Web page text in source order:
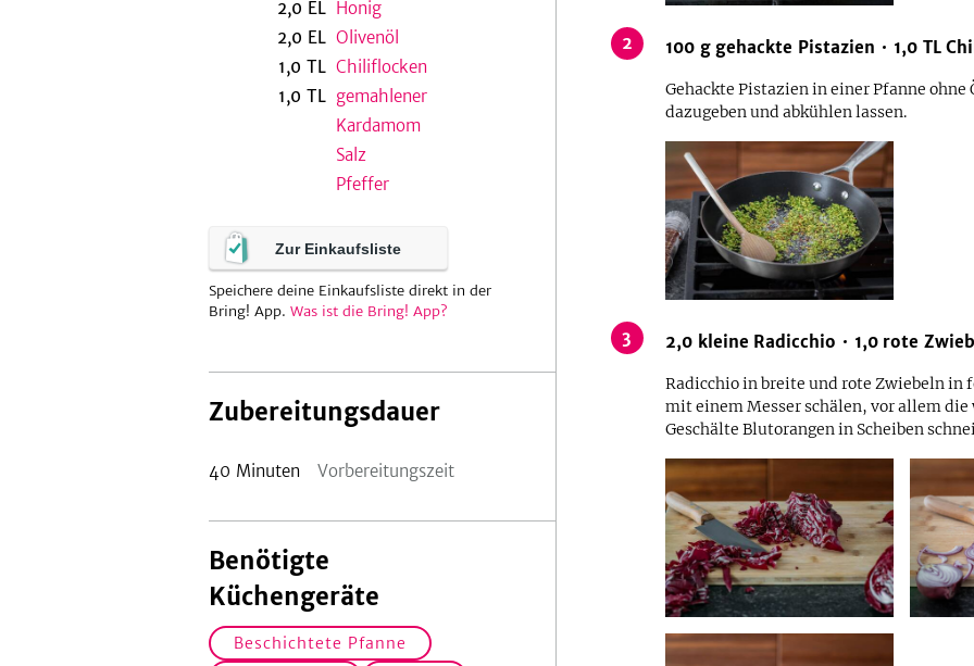
2,0 EL Honig
2,0 EL Olivenöl
1,0 TL Chiliflocken
1,0 TL gemahlener
Kardamom
Salz
Pfeffer
Zur Einkaufsliste
Speichere deine Einkaufsliste direkt in der
Bring! App. Was ist die Bring! App?
Zubereitungsdauer
40 Minuten Vorbereitungszeit
Benötigte
Küchengeräte
Beschichtete Pfanne
2 100 g gehackte Pistazien 1,0 TL
Gehackte Pistazien in einer Pfanne
dazugeben und abkühlen lassen.
3 2,0 kleine Radicchio 1,0 rote
Radicchio in breite und rote Zwiebeln in
mit einem Messer schälen, vor allem
Geschälte Blutorangen in Scheiben